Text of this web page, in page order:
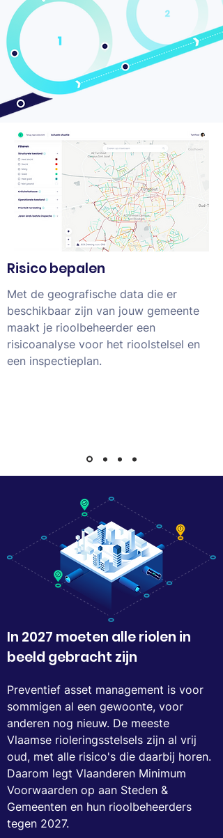
Risico bepalen
Met de geografische data die er
beschikbaar zijn van jouw gemeente
maakt je rioolbeheerder een
risicoanalyse voor het rioolstelsel en
een inspectieplan.
In 2027 moeten alle riolen in
beeld gebracht zijn
Preventief asset management is voor
sommigen al een gewoonte, voor
anderen nog nieuw. De meeste
Vlaamse rioleringsstelsels zijn al vrij
oud, met alle risico's die daarbij horen.
Daarom legt Vlaanderen Minimum
Voorwaarden op aan Steden &
Gemeenten en hun rioolbeheerders
tegen 2027.